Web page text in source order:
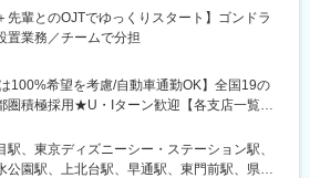
先輩とのOJTでゆっくりスタート】ゴンドラ
置業務／チームで分担
100%希望を考慮/自動車通勤OK】全国19の
積極採用★U・Iターン歓迎【各支店一覧】
ター／千葉県浦安市・東京西支店／埼玉県新
玉県川口市・多摩支店／東京都武蔵村山市・
川崎市・千葉支店／千葉県千葉市＜北海道
駅、東京ディズニーシー・ステーション駅、
公園駅、上北台駅、早通駅、東門前駅、県庁